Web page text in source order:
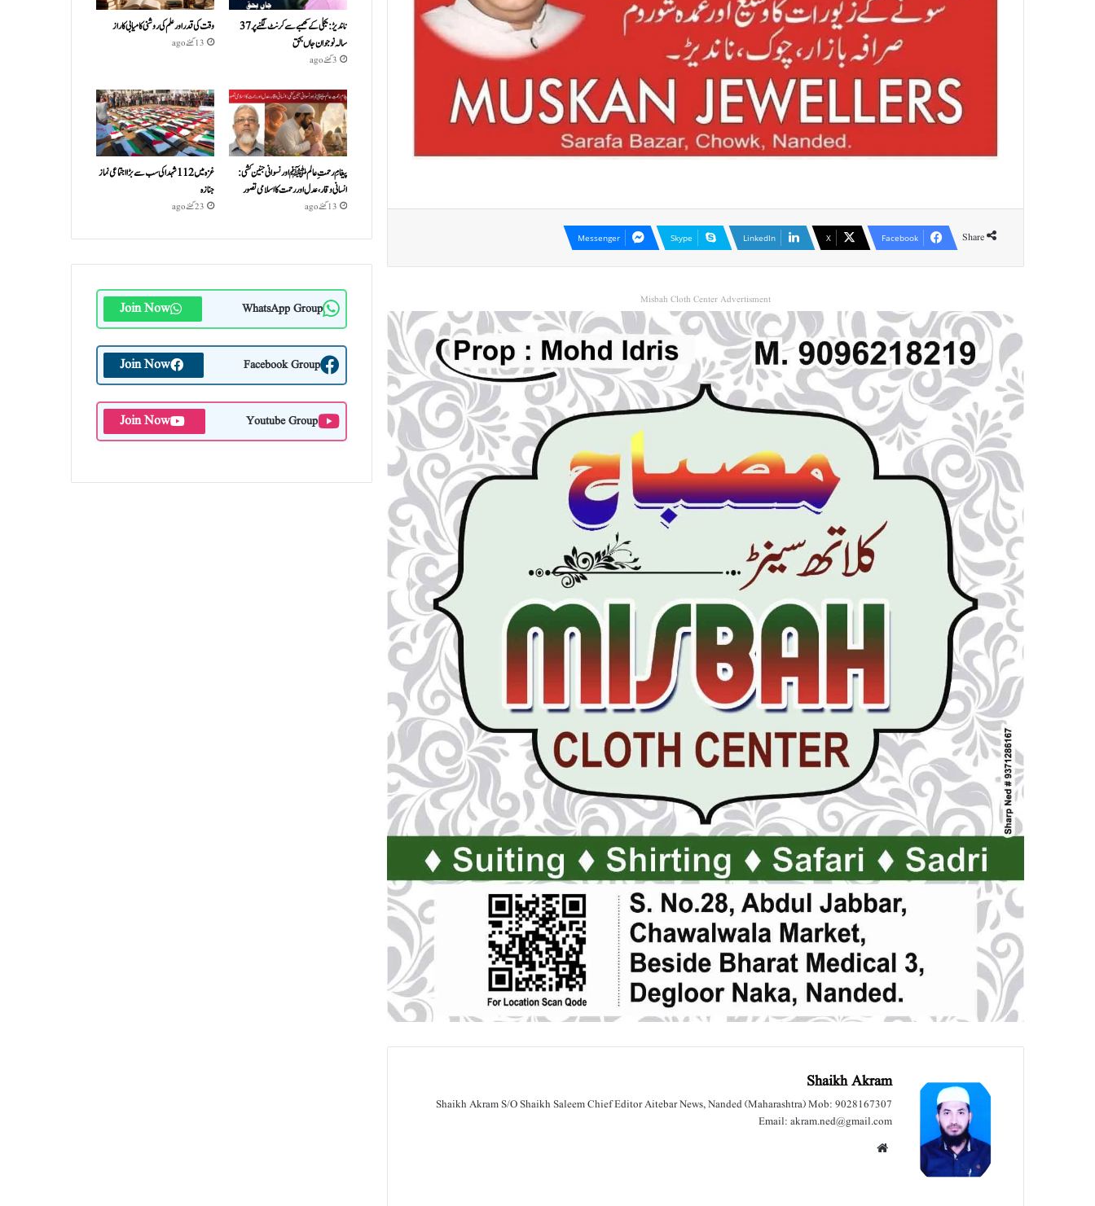
Share
Facebook
X
LinkedIn
Skype
Messenger
Misbah Cloth Center Advertisment
Shaikh Akram
Shaikh Akram S/O Shaikh Saleem Chief Editor Aitebar News, Nanded (Maharashtra) Mob: 9028167307
Email: akram.ned@gmail.com
ناندیڑ: بجلی کے کھمبے سے کرنٹ لگنے پر 37
سالہ نوجوان جاں بحق
3 گھنٹے ago
وقت کی قدر اور علم کی روشنی کامیابی کا راز
13 گھنٹے ago
پیغامِ رحمتِ عالمﷺ اور نسوانی جنین کشی:
انسانی وقار، عدل اور رحمت کا اسلامی تصور
13 گھنٹے ago
غزہ میں 112 شہدا کی سب سے بڑا اجتماعی نماز
جنازہ
23 گھنٹے ago
WhatsApp Group
Join Now
Facebook Group
Join Now
Youtube Group
Join Now